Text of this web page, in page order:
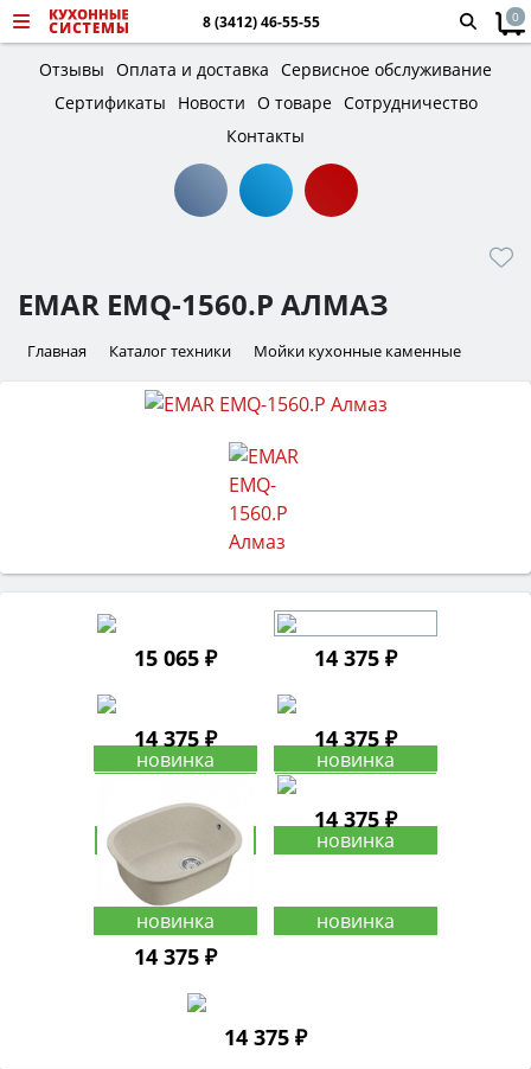
8 (3412) 46-55-55 0
Отзывы Оплата и доставка Сервисное обслуживание
Сертификаты
Новости О товаре Сотрудничество
Контакты
EMAR EMQ-1560.P АЛМАЗ
Главная Каталог техники Мойки кухонные каменные
15 065 ₽ 14 375 ₽
14 375 ₽ 14 375 ₽
14 375 ₽
14 375 ₽
14 375 ₽